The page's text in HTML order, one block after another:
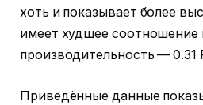
хоть и показывает более
имеет худшее соотношение
производительность — 0.31
Приведённые данные